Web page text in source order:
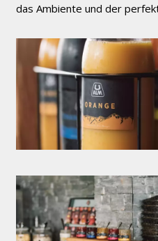
das Ambiente und der